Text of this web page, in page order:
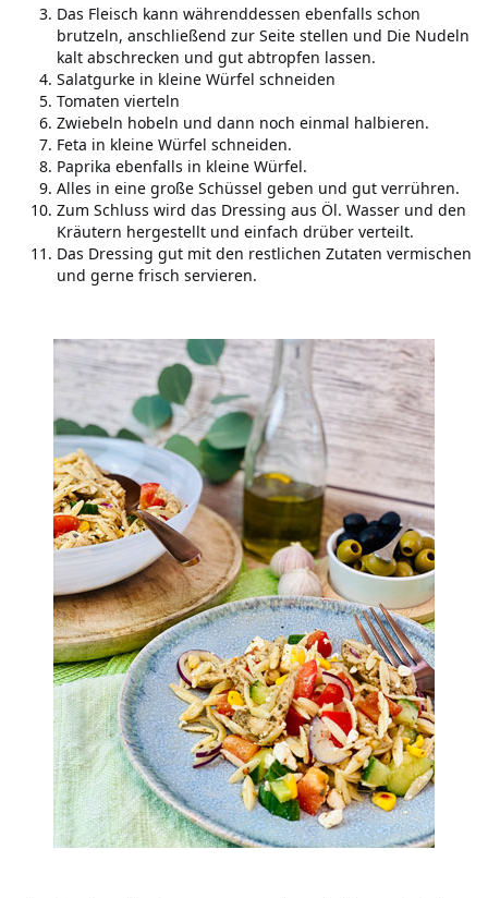
Das Fleisch kann währenddessen ebenfalls schon
brutzeln, anschließend zur Seite stellen und Die Nudeln
kalt abschrecken und gut abtropfen lassen.
Salatgurke in kleine Würfel schneiden
Tomaten vierteln
Zwiebeln hobeln und dann noch einmal halbieren.
Feta in kleine Würfel schneiden.
Paprika ebenfalls in kleine Würfel.
Alles in eine große Schüssel geben und gut verrühren.
Zum Schluss wird das Dressing aus Öl. Wasser und den
Kräutern hergestellt und einfach drüber verteilt.
Das Dressing gut mit den restlichen Zutaten vermischen
und gerne frisch servieren.